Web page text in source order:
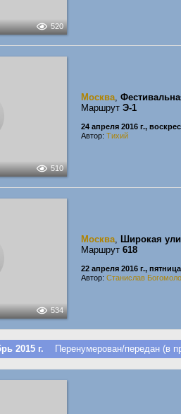
520
510
Москва,
Маршрут Э-1
24 апреля 2016 г.,
Автор: Тихий
534
Москва, Широкая
Маршрут 618
22 апреля 2016 г., пятница
Автор: Станислав
2015 г. Перенумерован/передан (в